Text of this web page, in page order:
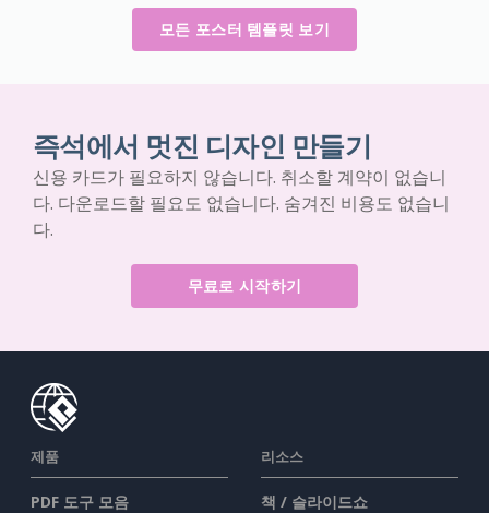
모든 포스터 템플릿 보기
즉석에서 멋진 디자인 만들기
신용 카드가 필요하지 않습니다. 취소할 계약이 없습니
다. 다운로드할 필요도 없습니다. 숨겨진 비용도 없습니
다.
무료로 시작하기
제품
PDF 도구 모음
리소스
책 / 슬라이드쇼